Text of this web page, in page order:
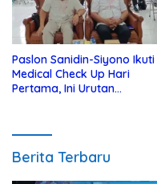
Paslon Sanidin-Siyono Ikuti
Medical Check Up Hari
Pertama, Ini Urutan
Berita Terbaru